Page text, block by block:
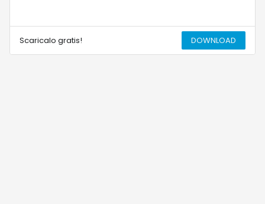
Scaricalo gratis! DOWNLOAD